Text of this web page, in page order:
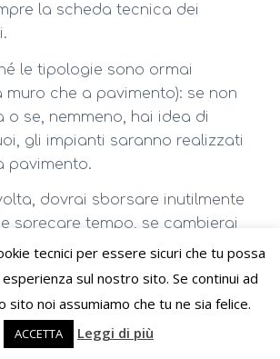
la scheda tecnica dei
le tipologie sono ormai
muro che a pavimento): se non
o se, nemmeno, hai idea di
gli impianti saranno realizzati
pavimento.
dovrai sborsare inutilmente
sprecare tempo, se cambierai
sospesi!
accontentarsi di qualcosa che
alle pareti
tecnici per essere sicuri che tu possa
sul nostro sito. Se continui ad
sito noi assumiamo che tu ne sia felice.
ACCETTA Leggi di più